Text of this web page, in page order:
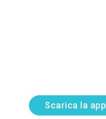
Scarica la app